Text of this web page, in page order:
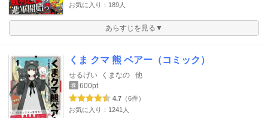
お気に入り：189人
あらすじを見る▼
くま クマ 熊 ベアー（コミック）
せるげい くまなの 他
巻 600pt
4.7 （6件）
お気に入り：1241人